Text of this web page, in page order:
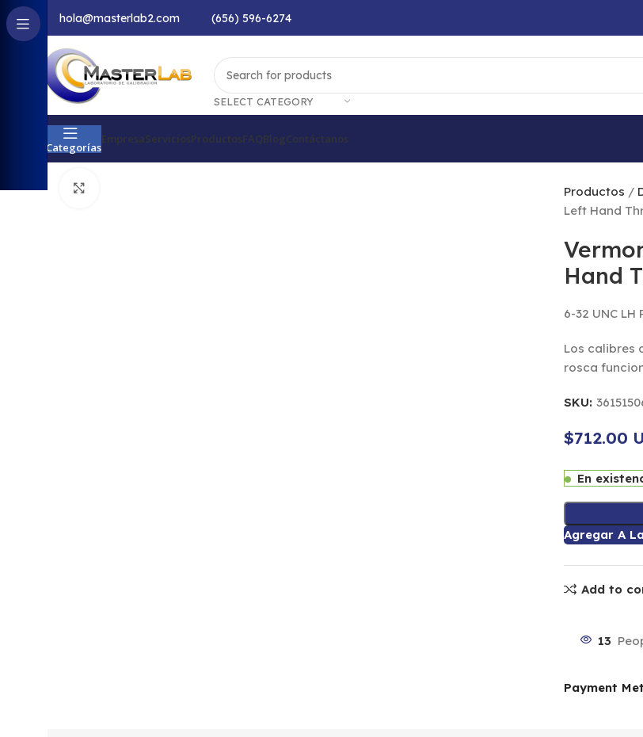
hola@masterlab2.com (656) 596-6274
SELECT CATEGORY
Categorías
EmpresaServiciosProductosFAQBlogContáctanos
Productos
Productos
Left Hand
Hand
6-32 UNC LH
Los calibres
rosca
SKU:
$712.00
En
Agregar A
Add to
13
Payment